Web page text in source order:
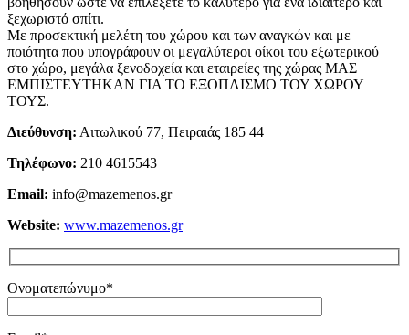
ξεχωριστό σπίτι.
Με προσεκτική μελέτη του χώρου και των αναγκών και με
ποιότητα που υπογράφουν οι μεγαλύτεροι οίκοι του εξωτερικού
στο χώρο, μεγάλα ξενοδοχεία και εταιρείες της χώρας ΜΑΣ
ΕΜΠΙΣΤΕΥΤΗΚΑΝ ΓΙΑ ΤΟ ΕΞΟΠΛΙΣΜΟ ΤΟΥ ΧΩΡΟΥ
ΤΟΥΣ.
Διεύθυνση: Αιτωλικού 77, Πειραιάς 185 44
Τηλέφωνο: 210 4615543
Email: info@mazemenos.gr
Website: www.mazemenos.gr
Ονοματεπώνυμο*